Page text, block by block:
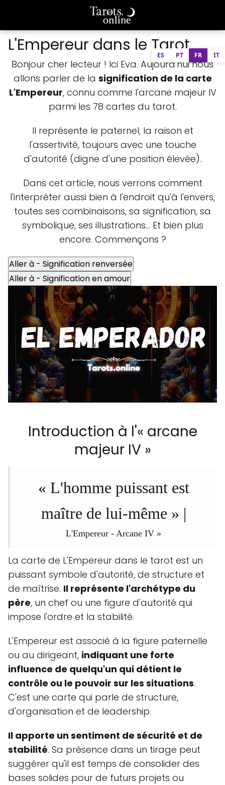
L'Empereur dans le Tarot
Bonjour cher lecteur ! Ici Eva. Aujourd'hui nous
allons parler de la signification de la carte
L'Empereur, connu comme l'arcane majeur IV
parmi les 78 cartes du tarot.
Il représente le paternel, la raison et
l'assertivité, toujours avec une touche
d'autorité (digne d'une position élevée).
Dans cet article, nous verrons comment
l'interpréter aussi bien à l'endroit qu'à l'envers,
toutes ses combinaisons, sa signification, sa
symbolique, ses illustrations... Et bien plus
encore. Commençons ?
Aller à - Signification renversée
Aller à - Signification en amour
Introduction à l'« arcane
majeur IV »
« L'homme puissant est
maître de lui-même » |
L'Empereur - Arcane IV »
La carte de L'Empereur dans le tarot est un
puissant symbole d'autorité, de structure et
de maîtrise. Il représente l'archétype du
père, un chef ou une figure d'autorité qui
impose l'ordre et la stabilité.
L'Empereur est associé à la figure paternelle
ou au dirigeant, indiquant une forte
influence de quelqu'un qui détient le
contrôle ou le pouvoir sur les situations.
C'est une carte qui parle de structure,
d'organisation et de leadership.
Il apporte un sentiment de sécurité et de
stabilité. Sa présence dans un tirage peut
suggérer qu'il est temps de consolider des
bases solides pour de futurs projets ou
ES PT FR IT